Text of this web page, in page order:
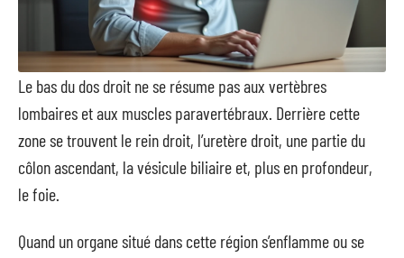
Le bas du dos droit ne se résume pas aux vertèbres
lombaires et aux muscles paravertébraux. Derrière cette
zone se trouvent le rein droit, l’uretère droit, une partie du
côlon ascendant, la vésicule biliaire et, plus en profondeur,
le foie.
Quand un organe situé dans cette région s’enflamme ou se